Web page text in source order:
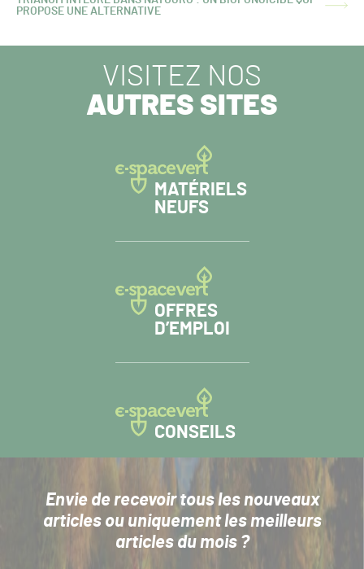
ARTICLE
PROPOSE UNE ALTERNATIVE
VISITEZ NOS
AUTRES SITES
MATÉRIELS
NEUFS
OFFRES
D’EMPLOI
CONSEILS
Envie de recevoir tous les nouveaux
articlesou uniquement les meilleurs
articles du mois ?